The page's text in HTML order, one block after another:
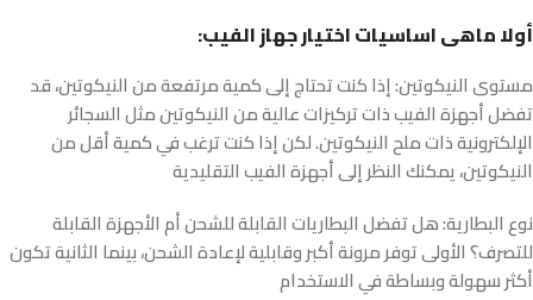
:أولا ماهى اساسيات اختيار جهاز الفيب
مستوى النيكوتين: إذا كنت تحتاج إلى كمية مرتفعة من النيكوتين، قد
تفضل أجهزة الفيب ذات تركيزات عالية من النيكوتين مثل السجائر
الإلكترونية ذات ملح النيكوتين. لكن إذا كنت ترغب في كمية أقل من
النيكوتين، يمكنك النظر إلى أجهزة الفيب التقليدية
نوعالبطارية: هل تفضل البطاريات القابلة للشحن أم الأجهزة القابلة
للتصرف؟ الأولى توفر مرونة أكبر وقابلية لإعادة الشحن، بينما الثانية تكون
أكثر سهولة وبساطة في الاستخدام